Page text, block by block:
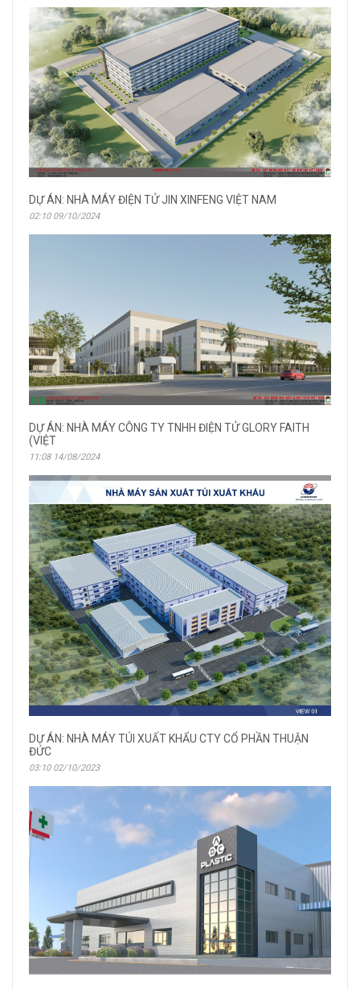
DỰ ÁN: NHÀ MÁY ĐIỆN TỬ JIN XINFENG VIỆT NAM
02:10 09/10/2024
DỰ ÁN: NHÀ MÁY CÔNG TY TNHH ĐIỆN TỬ GLORY FAITH
(VIỆT
11:08 14/08/2024
DỰ ÁN: NHÀ MÁY TÚI XUẤT KHẨU CTY CỔ PHẦN THUẬN
ĐỨC
03:10 02/10/2023